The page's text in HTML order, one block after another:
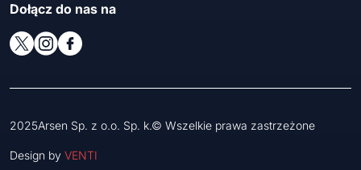
Dołącz do nas na
2025Arsen Sp. z o.o. Sp. k.© Wszelkie prawa zastrzeżone
Design by VENTI